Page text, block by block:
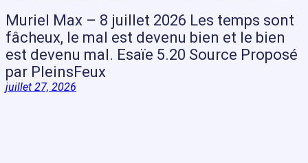
Muriel Max – 8 juillet 2026 Les temps sont
fâcheux, le mal est devenu bien et le bien
est devenu mal. Esaïe 5.20 Source Proposé
par PleinsFeux
juillet 27, 2026